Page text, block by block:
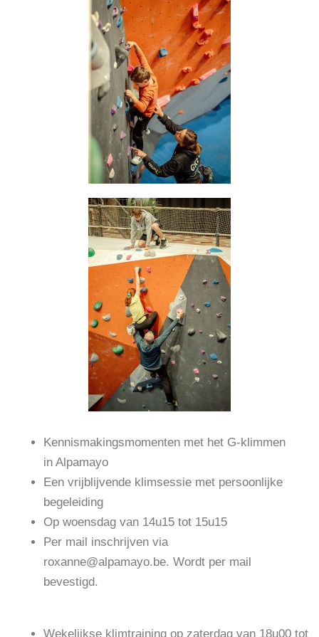
Kennismakingsmomenten met het G-klimmen
in Alpamayo
Een vrijblijvende klimsessie met persoonlijke
begeleiding
Op woensdag van 14u15 tot 15u15
Per mail inschrijven via
roxanne@alpamayo.be. Wordt per mail
bevestigd.
Wekelijkse klimtraining op zaterdag van 18u00 tot